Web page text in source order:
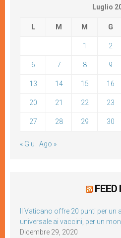
Luglio
L M M G
1 2
6 7 8 9
13 14 15 16
20 21 22 23
27 28 29 30
« Giu Ago »
FEED
Il Vaticano offre 20 punti per
universale ai vaccini, per un
Dicembre 29, 2020